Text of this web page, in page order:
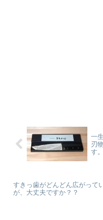
一
刃
す。
すきっ歯がどんどん広がって
が、大丈夫ですか？？